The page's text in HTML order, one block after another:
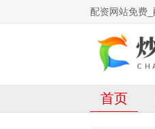
配资网站免费
首页